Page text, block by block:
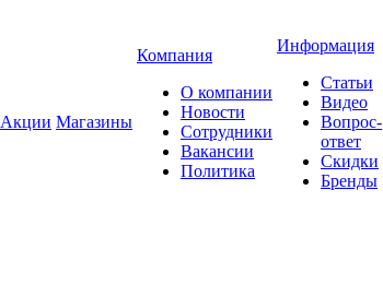
Акции Магазины
Компания
О компании
Новости
Сотрудники
Вакансии
Политика
Информация
Статьи
Видео
Вопрос-
ответ
Скидки
Бренды